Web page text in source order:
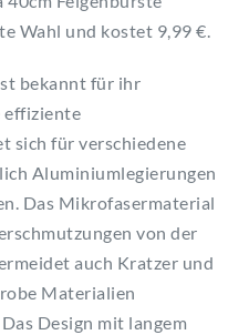
Wahl und kostet 9,99 €.
bekannt für ihr
effiziente
sich für verschiedene
Aluminiumlegierungen
Das Mikrofasermaterial
von der
auch Kratzer und
Materialien
Design mit langem